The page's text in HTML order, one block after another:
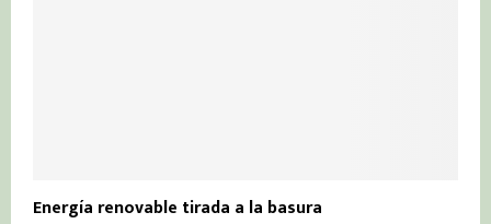
Energía renovable tirada a la basura